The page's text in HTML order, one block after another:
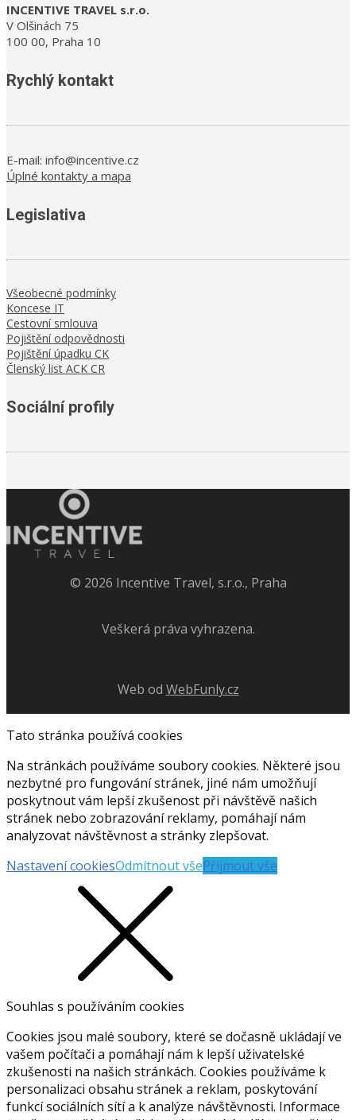
INCENTIVE TRAVEL s.r.o.
V Olšinách 75
100 00, Praha 10
Rychlý kontakt
E-mail: info@incentive.cz
Úplné kontakty a mapa
Legislativa
Všeobecné podmínky
Koncese IT
Cestovní smlouva
Pojištění odpovědnosti
Pojištění úpadku CK
Členský list ACK CR
Sociální profily
© 2026 Incentive Travel, s.r.o., Praha
Veškerá práva vyhrazena.
Web od WebFunly.cz
Tato stránka používá cookies
Na stránkách používáme soubory cookies. Některé jsou
nezbytné pro fungování stránek, jiné nám umožňují
poskytnout vám lepší zkušenost při návštěvě našich
stránek nebo zobrazování reklamy, pomáhají nám
analyzovat návštěvnost a stránky zlepšovat.
Nastavení cookiesOdmítnout všePřijmout vše
Souhlas s používáním cookies
Cookies jsou malé soubory, které se dočasně ukládají ve
vašem počítači a pomáhají nám k lepší uživatelské
zkušenosti na našich stránkách. Cookies používáme k
personalizaci obsahu stránek a reklam, poskytování
funkcí sociálních sítí a k analýze návštěvnosti. Informace